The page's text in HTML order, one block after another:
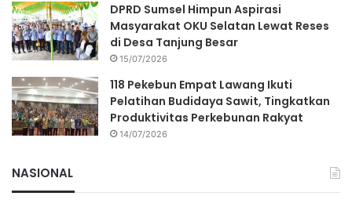
DPRD Sumsel Himpun Aspirasi
Masyarakat OKU Selatan Lewat Reses
di Desa Tanjung Besar
15/07/2026
118 Pekebun Empat Lawang Ikuti
Pelatihan Budidaya Sawit, Tingkatkan
Produktivitas Perkebunan Rakyat
14/07/2026
NASIONAL